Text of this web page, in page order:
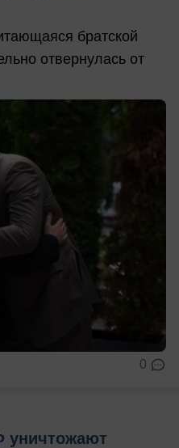
братской
отвернулась от
0
уничтожают